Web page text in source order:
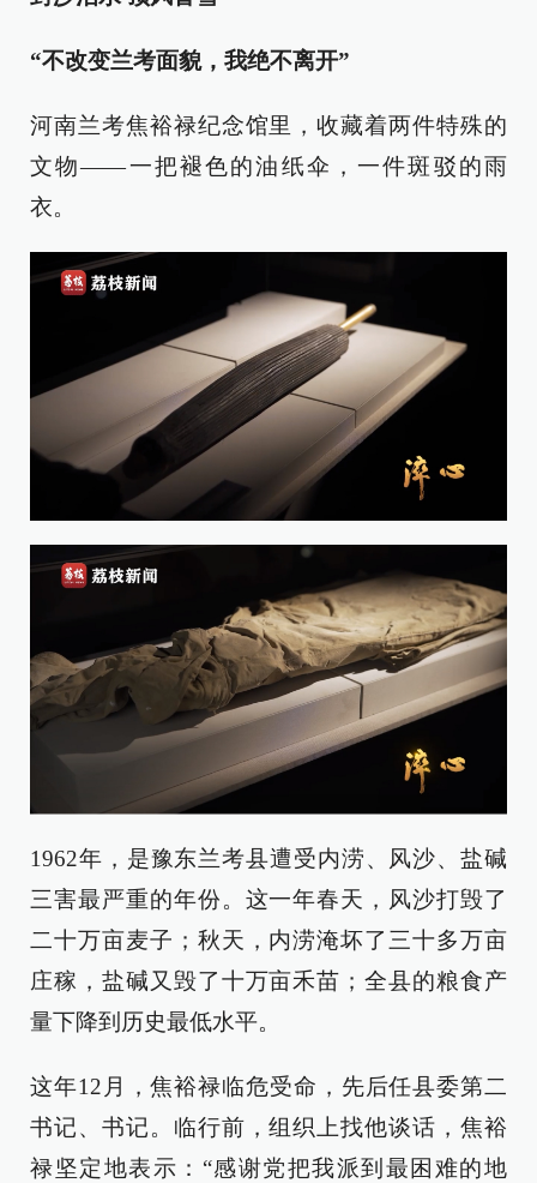
“不改变兰考面貌，我绝不离开”
河南兰考焦裕禄纪念馆里，收藏着两件特殊的
文物——一把褪色的油纸伞，一件斑驳的雨
衣。
1962年，是豫东兰考县遭受内涝、风沙、盐碱
三害最严重的年份。这一年春天，风沙打毁了
二十万亩麦子；秋天，内涝淹坏了三十多万亩
庄稼，盐碱又毁了十万亩禾苗；全县的粮食产
量下降到历史最低水平。
这年12月，焦裕禄临危受命，先后任县委第二
书记、书记。临行前，组织上找他谈话，焦裕
禄坚定地表示：“感谢党把我派到最困难的地